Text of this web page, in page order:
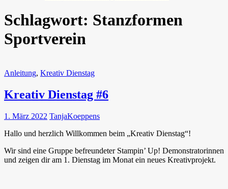
Schlagwort: Stanzformen
Sportverein
Anleitung, Kreativ Dienstag
Kreativ Dienstag #6
1. März 2022 TanjaKoeppens
Hallo und herzlich Willkommen beim „Kreativ Dienstag“!
Wir sind eine Gruppe befreundeter Stampin’ Up! Demonstratorinnen
und zeigen dir am 1. Dienstag im Monat ein neues Kreativprojekt.